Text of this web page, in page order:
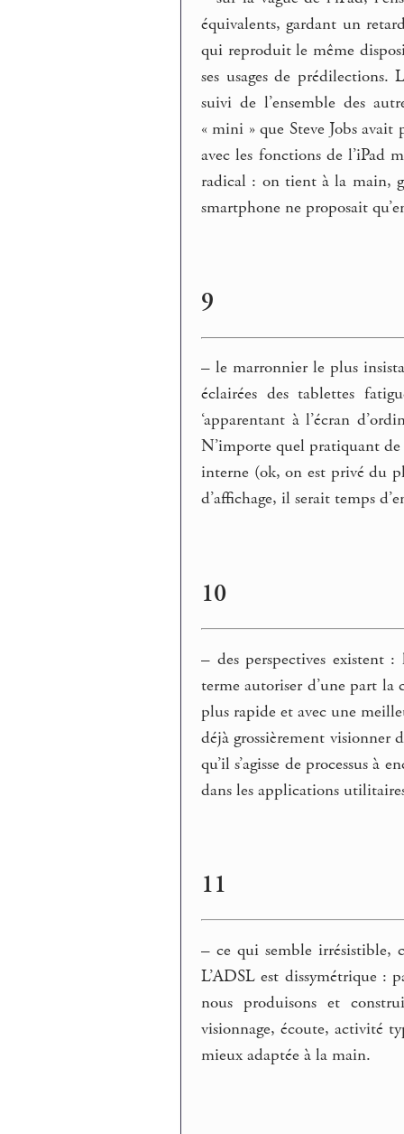
équivalents, gardant un
qui reproduit le même
ses usages de
suivi de l’ensemble des
« mini » que Steve Jobs
avec les fonctions de l’iPad
radical : on tient à la main,
smartphone ne proposait
9
– le marronnier le plus
éclairées des tablettes
‘apparentant à l’écran
N’importe quel pratiquant
interne (ok, on est privé du
d’affichage, il serait temps
10
– des perspectives existent
terme autoriser d’une part
plus rapide et avec une
déjà grossièrement visionner
qu’il s’agisse de processus à
dans les applications
11
– ce qui semble
L’ADSL est dissymétrique :
nous produisons et
visionnage, écoute, activité
mieux adaptée à la main.